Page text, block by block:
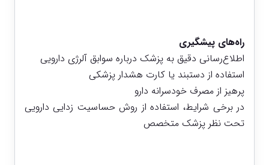
راه‌های پیشگیری
اطلاع‌رسانی دقیق به پزشک درباره سوابق آلرژی دارویی
استفاده از دستبند یا کارت هشدار پزشکی
پرهیز از مصرف خودسرانه دارو
در برخی شرایط، استفاده از روش حساسیت‌ زدایی دارویی
تحت نظر پزشک متخصص